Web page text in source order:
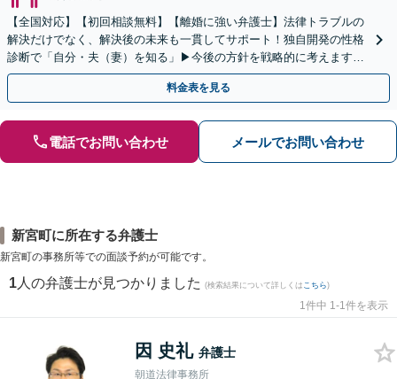
【全国対応】【初回相談無料】【離婚に強い弁護士】法律トラブルの
解決だけでなく、解決後の未来も一貫してサポート！独自開発の性格
診断で「自分・夫（妻）を知る」▶︎今後の方針を戦略的に考えます！
【休日夜間／オンライン相談OK】
料金表を見る
電話でお問い合わせ メールでお問い合わせ
新宮町に所在する弁護士
新宮町の事務所等での面談予約が可能です。
1 人の弁護士が見つかりました (検索結果について詳しくは こちら)
1件中 1-1件を表示
因 史礼 弁護士
朝道法律事務所